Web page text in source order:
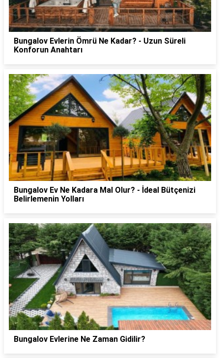
Bungalov Evlerin Ömrü Ne Kadar? - Uzun Süreli
Konforun Anahtarı
Bungalov Ev Ne Kadara Mal Olur? - İdeal Bütçenizi
Belirlemenin Yolları
Bungalov Evlerine Ne Zaman Gidilir?